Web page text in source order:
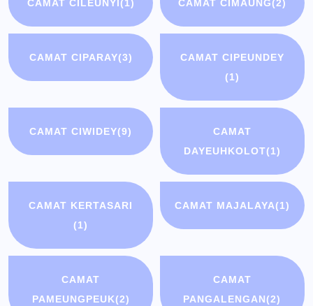
CAMAT CILEUNYI(1) CAMAT CIMAUNG(2)
CAMAT CIPARAY(3)
CAMAT CIPEUNDEY
(1)
CAMAT CIWIDEY(9)
CAMAT
DAYEUHKOLOT(1)
CAMAT KERTASARI
(1)
CAMAT MAJALAYA(1)
CAMAT
PAMEUNGPEUK(2)
CAMAT
PANGALENGAN(2)